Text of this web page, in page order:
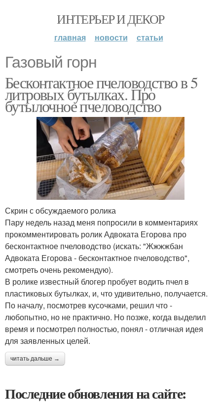
ИНТЕРЬЕР И ДЕКОР
главная новости статьи
Газовый горн
Бесконтактное пчеловодство в 5
литровых бутылках. Про
бутылочное пчеловодство
Скрин с обсуждаемого ролика
Пару недель назад меня попросили в комментариях
прокомментировать ролик Адвоката Егорова про
бесконтактное пчеловодство (искать: "Жжжжбан
Адвоката Егорова - бесконтактное пчеловодство",
смотреть очень рекомендую).
В ролике известный блогер пробует водить пчел в
пластиковых бутылках, и, что удивительно, получается.
По началу, посмотрев кусочками, решил что -
любопытно, но не практично. Но позже, когда выделил
время и посмотрел полностью, понял - отличная идея
для заявленных целей.
читать дальше →
Последние обновления на сайте: